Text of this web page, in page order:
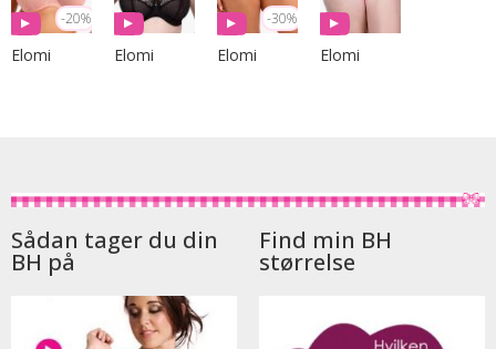
-20%
Elomi Elomi
-30%
Elomi Elomi
Sådan tager du din
BH på
Find min BH
størrelse